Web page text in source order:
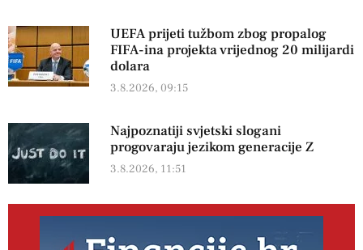
UEFA prijeti tužbom zbog propalog
FIFA-ina projekta vrijednog 20 milijardi
dolara
3.8.2026, 09:15
Najpoznatiji svjetski slogani
progovaraju jezikom generacije Z
3.8.2026, 11:51